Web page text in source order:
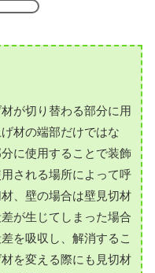
が切り替わる部分に用
材の端部だけではな
に使用することで装飾
される場所によって呼
、壁の場合は壁見切材
が生じてしまった場合
を吸収し、解消するこ
を変える際にも見切材